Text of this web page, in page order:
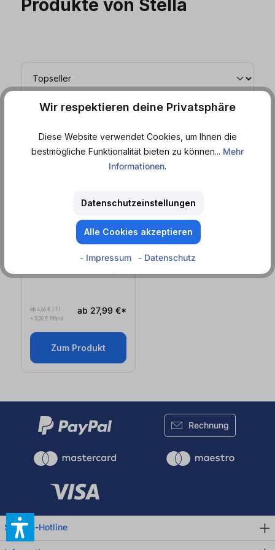
Produkte von Stella
MEHRWEG
ab 4,66 € / 1 l
+ 5,00 € Pfand
ab 27,99 €*
Zum Produkt
Rechnung
Service-Hotline
Wir respektieren deine Privatsphäre
Diese Website verwendet Cookies, um Ihnen die
bestmögliche Funktionalität bieten zu können... Mehr
Informationen.
Datenschutzeinstellungen
Alle Cookies akzeptieren
- Impressum - Datenschutz